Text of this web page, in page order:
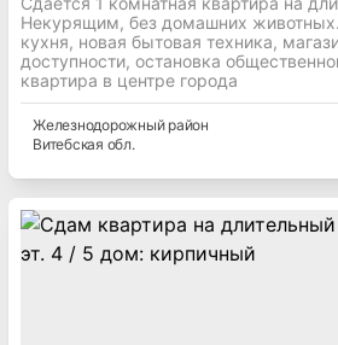
Некурящим, без домашних
кухня, новая бытовая техника,
доступности, остановка
квартира в центре города
Железнодорожныйрайон
Витебская обл.